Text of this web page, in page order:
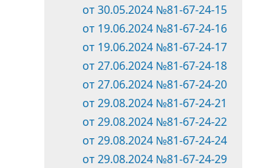
от 30.05.2024 №81-67-24-15
от 19.06.2024 №81-67-24-16
от 19.06.2024 №81-67-24-17
от 27.06.2024 №81-67-24-18
от 27.06.2024 №81-67-24-20
от 29.08.2024 №81-67-24-21
от 29.08.2024 №81-67-24-22
от 29.08.2024 №81-67-24-24
от 29.08.2024 №81-67-24-29